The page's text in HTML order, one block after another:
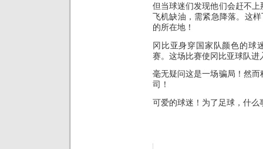
但当球迷们发现他们会赶不
飞机缺油，需紧急降落。这
的所在地！
冈比亚身穿国家队颜色的球
赛。这场比赛使冈比亚球队
毫无疑问这是一场骗局！然
司！
可爱的球迷！为了足球，什么